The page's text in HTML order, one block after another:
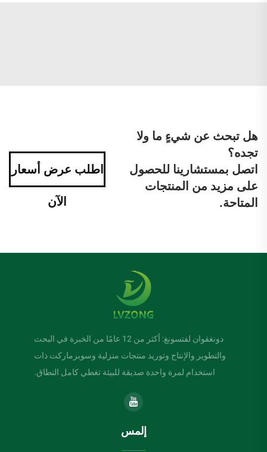
هل تبحث عن شيءٍ ما ولا
تجده؟
اتصل بمستشارينا للحصول
على مزيد من المنتجات
المتاحة.
اطلب عرض أسعار
الآن
دونغقوان لفتسونغ: أكثر من 12 عامًا من الخبرة في البحث
والتطوير والإنتاج وتوريد منتجات منزلية وسوبرماركت ذات
استخدام لمرة واحدة صديقة للبيئة تغطي كامل النطاق.
إلمس